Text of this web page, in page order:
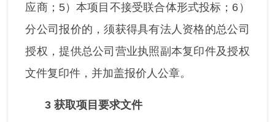
应商；5）本项目不接受联合体形式投标；6）
分公司报价的，须获得具有法人资格的总公司
授权，提供总公司营业执照副本复印件及授权
文件复印件，并加盖报价人公章。
3获取项目要求文件